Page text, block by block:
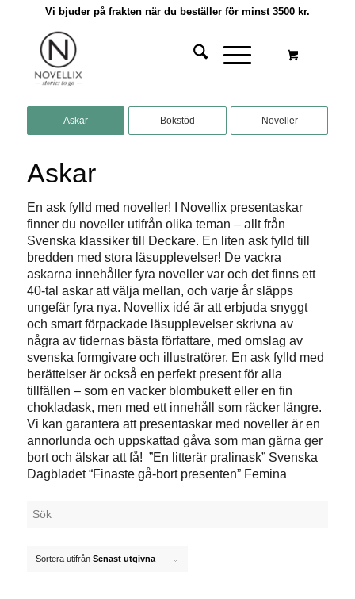
Vi bjuder på frakten när du beställer för minst 3500 kr.
Askar Bokstöd Noveller
Askar
En ask fylld med noveller! I Novellix presentaskar
finner du noveller utifrån olika teman – allt från
Svenska klassikertill Deckare. En liten ask fylld till
bredden med stora läsupplevelser! De vackra
askarna innehåller fyra noveller var och det finns ett
40-tal askar att välja mellan, och varje år släpps
ungefär fyra nya. Novellix idé är att erbjuda snyggt
och smart förpackade läsupplevelser skrivna av
några av tidernas bästa författare, med omslag av
svenska formgivare och illustratörer. En ask fylld med
berättelser är också en perfekt present för alla
tillfällen – som en vacker blombukett eller en fin
chokladask, men med ett innehåll som räcker längre.
Vi kan garantera att presentaskar med noveller är en
annorlunda och uppskattad gåva som man gärna ger
bort och älskar att få! ”En litterär pralinask” Svenska
Dagbladet“Finaste gå-bort presenten” Femina
Sortera utifrån Senast utgivna